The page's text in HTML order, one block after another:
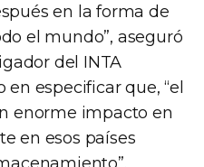
en la forma de
el mundo”, aseguró
del INTA
especificar que, “el
enorme impacto en
en esos países